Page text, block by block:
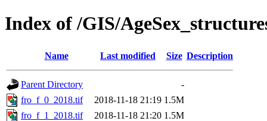
Index of /GIS/
Name Last modified Size Description
Parent Directory
-
fro_f_0_2018.tif
2018-11-18 21:19 1.5M
fro_f_1_2018.tif
2018-11-18 21:20 1.5M